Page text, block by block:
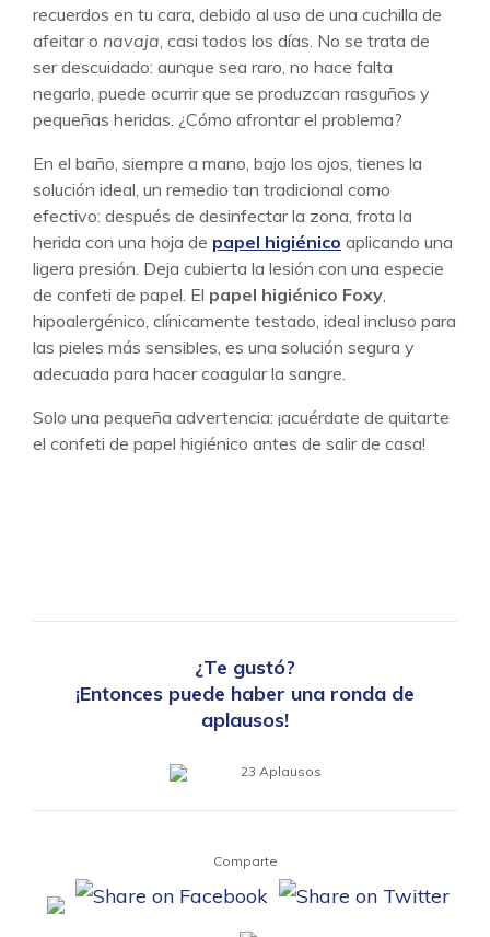
recuerdos en tu cara, debido al uso de una cuchilla de
afeitar o navaja, casi todos los días. No se trata de
ser descuidado: aunque sea raro, no hace falta
negarlo, puede ocurrir que se produzcan rasguños y
pequeñas heridas. ¿Cómo afrontar el problema?
En el baño, siempre a mano, bajo los ojos, tienes la
solución ideal, un remedio tan tradicional como
efectivo: después de desinfectar la zona, frota la
herida con una hoja de papel higiénico aplicando una
ligera presión. Deja cubierta la lesión con una especie
de confeti de papel. El papel higiénico Foxy,
hipoalergénico, clínicamente testado, ideal incluso para
las pieles más sensibles, es una solución segura y
adecuada para hacer coagular la sangre.
Solo una pequeña advertencia: ¡acuérdate de quitarte
el confeti de papel higiénico antes de salir de casa!
¿Te gustó?
¡Entonces puede haber una ronda de
aplausos!
23 Aplausos
Comparte